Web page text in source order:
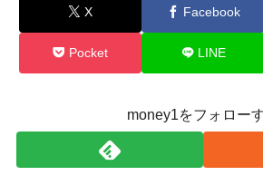
ている意外な選手とは？
X Facebook
Pocket LINE
money1をフォロー